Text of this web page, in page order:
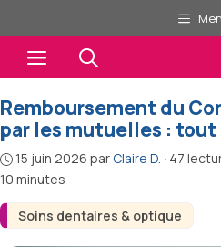
au
contenuMenu
Soins dentaires & optique
Remboursement du
par les mutuelles :
15 juin 2026 par Claire D. · 47
10 minutes